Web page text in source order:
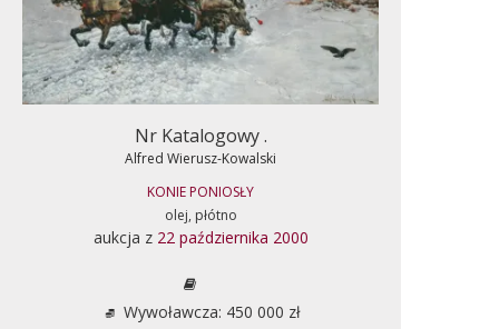
Nr Katalogowy .
Alfred Wierusz-Kowalski
KONIE PONIOSŁY
olej, płótno
aukcja z 22 października 2000
Wywoławcza: 450 000 zł